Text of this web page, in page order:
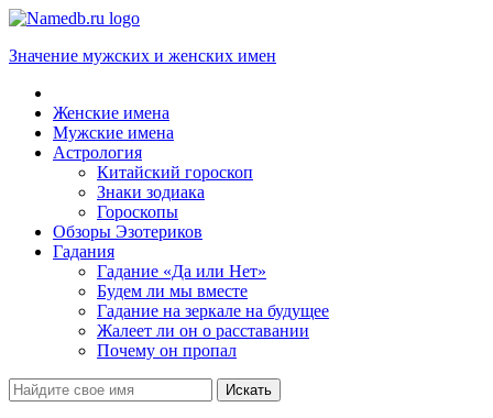
Значение мужских и женских имен
Женские имена
Мужские имена
Астрология
Китайский гороскоп
Знаки зодиака
Гороскопы
Обзоры Эзотериков
Гадания
Гадание «Да или Нет»
Будем ли мы вместе
Гадание на зеркале на будущее
Жалеет ли он о расставании
Почему он пропал